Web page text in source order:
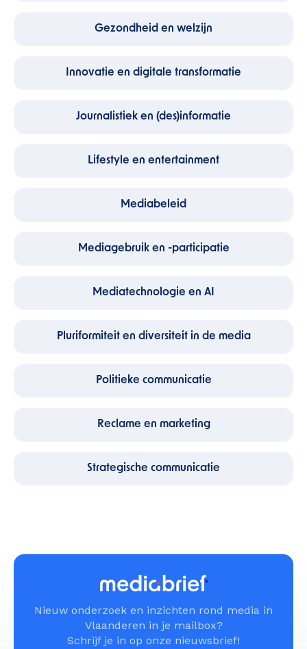
Gezondheid en welzijn
Innovatie en digitale transformatie
Journalistiek en (des)informatie
Lifestyle en entertainment
Mediabeleid
Mediagebruik en -participatie
Mediatechnologie en AI
Pluriformiteit en diversiteit in de media
Politieke communicatie
Reclame en marketing
Strategische communicatie
Nieuw onderzoek en inzichten rond media in
Vlaanderen in je mailbox?
Schrijf je in op onze nieuwsbrief!